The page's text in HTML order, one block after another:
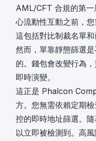
AML/CFT 合規的第一
心流動性互動之前，您
這包括對比制裁名單和
然而，單靠靜態篩選
的。錢包會改變行為
即時演變。
這正是 Phalcon
方。您無需依賴定期
控的即時地址篩選。
以立即被檢測到。高